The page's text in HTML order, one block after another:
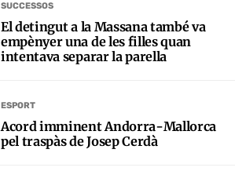
SUCCESSOS
El detingut a la Massana també va
empènyer una de les filles quan
intentava separar la parella
ESPORT
Acord imminent Andorra-Mallorca
pel traspàs de Josep Cerdà